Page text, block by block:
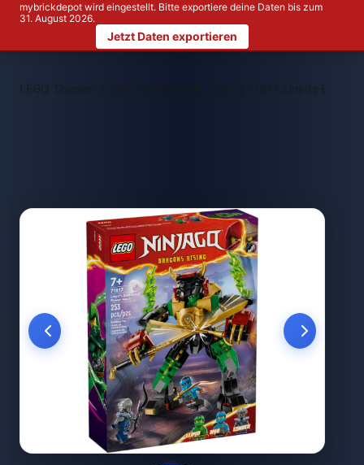
mybrickdepot wird eingestellt. Bitte exportiere deine Daten bis zum
31. August 2026.
Jetzt Daten exportieren
LEGO Themen > LEGO 71817 Lloyds